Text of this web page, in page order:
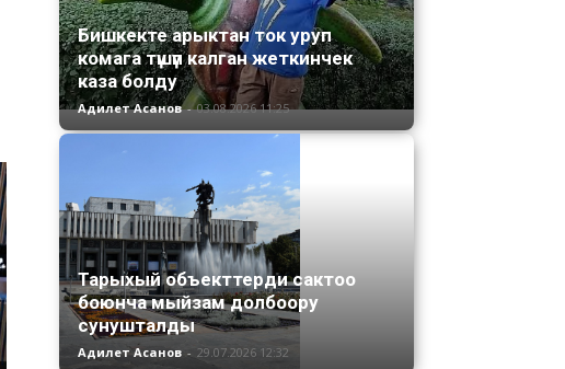
Бишкекте арыктан ток уруп
комага түшүп калган жеткинчек
каза болду
Адилет Асанов - 03.08.2026 11:25
Тарыхый объекттерди сактоо
боюнча мыйзам долбоору
сунушталды
Адилет Асанов - 29.07.2026 12:32